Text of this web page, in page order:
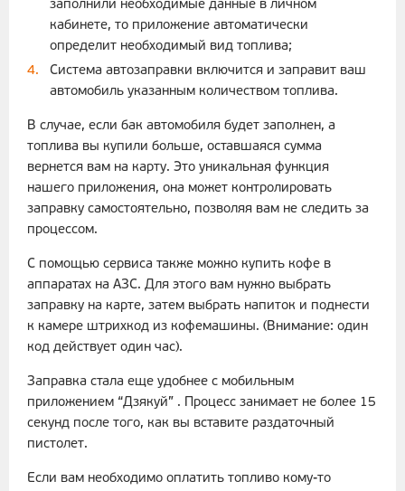
заполнили необходимые данные в личном
кабинете, то приложение автоматически
определит необходимый вид топлива;
Система автозаправки включится и заправит ваш
автомобиль указанным количеством топлива.
В случае, если бак автомобиля будет заполнен, а
топлива вы купили больше, оставшаяся сумма
вернется вам на карту. Это уникальная функция
нашего приложения, она может контролировать
заправку самостоятельно, позволяя вам не следить за
процессом.
С помощью сервиса также можно купить кофе в
аппаратах на АЗС. Для этого вам нужно выбрать
заправку на карте, затем выбрать напиток и поднести
к камере штрихкод из кофемашины. (Внимание: один
код действует один час).
Заправка стала еще удобнее с мобильным
приложением “Дзякуй” . Процесс занимает не более 15
секунд после того, как вы вставите раздаточный
пистолет.
Если вам необходимо оплатить топливо кому-то